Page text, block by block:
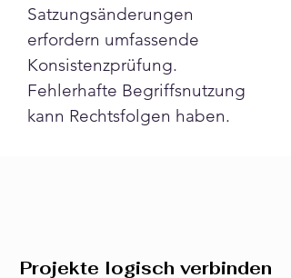
Satzungsänderungen
erfordern umfassende
Konsistenzprüfung.
Fehlerhafte Begriffsnutzung
kann Rechtsfolgen haben.
Projekte logisch verbinden